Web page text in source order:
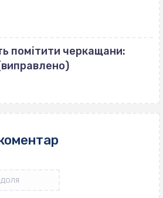
помітити черкащани: